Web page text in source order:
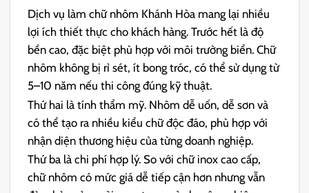
Dịch vụ làm chữ nhôm Khánh Hòa mang lại nhiều
lợi ích thiết thực cho khách hàng. Trước hết là độ
bền cao, đặc biệt phù hợp với môi trường biển. Chữ
nhôm không bị rỉ sét, ít bong tróc, có thể sử dụng từ
5–10 năm nếu thi công đúng kỹ thuật.
Thứ hai là tính thẩm mỹ. Nhôm dễ uốn, dễ sơn và
có thể tạo ra nhiều kiểu chữ độc đáo, phù hợp với
nhận diện thương hiệu của từng doanh nghiệp.
Thứ ba là chi phí hợp lý. So với chữ inox cao cấp,
chữ nhôm có mức giá dễ tiếp cận hơn nhưng vẫn